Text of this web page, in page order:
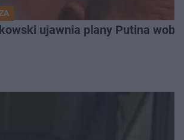
ujawnia plany Putina